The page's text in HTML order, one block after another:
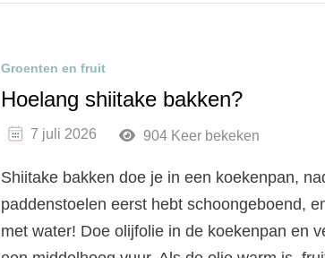
Groenten en fruit
Hoelang shiitake bakken?
7 juli 2026 904 Keer bekeken
Shiitake bakken doe je in een koekenpan,
paddenstoelen eerst hebt schoongeboend,
met water! Doe olijfolie in de koekenpan en